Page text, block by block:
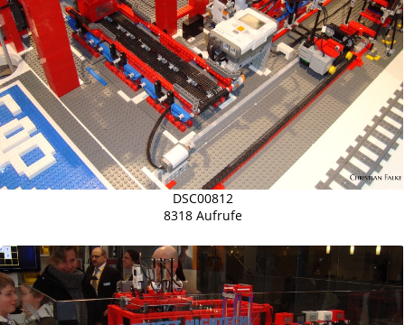
DSC00812
8318 Aufrufe